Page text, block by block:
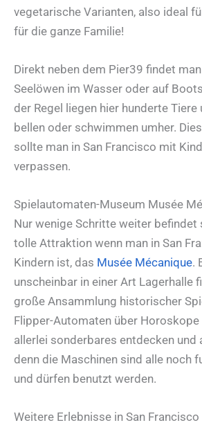
vegetarische Varianten, also ideal
für die ganze Familie!
Direkt neben dem Pier39 findet
Seelöwen im Wasser oder auf
der Regel liegen hier hunderte Tiere
bellen oder schwimmen umher.
sollte man in San Francisco mit
verpassen.
Spielautomaten-Museum Musée
Nur wenige Schritte weiter befindet
tolle Attraktion wenn man in San
Kindern ist, das Musée Mécanique.
unscheinbar in einer Art Lagerhalle
große Ansammlung historischer
Flipper-Automaten über Horoskope
allerlei sonderbares entdecken und
denn die Maschinen sind alle noch
und dürfen benutzt werden.
Weitere Erlebnisse in San Francisco